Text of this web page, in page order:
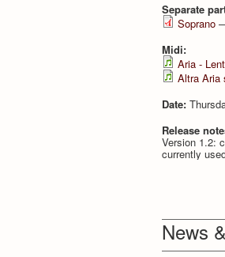
Separate
Soprano
Midi:
Aria -
Altra Aria
Date:
Release
Version 1.2:
currently
News